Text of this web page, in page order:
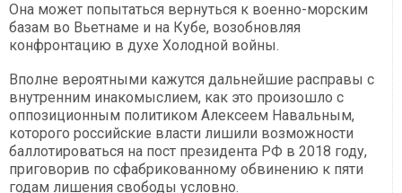
Она может попытаться вернуться к военно-морским
базам во Вьетнаме и на Кубе, возобновляя
конфронтацию в духе Холодной войны.
Вполне вероятными кажутся дальнейшие расправы с
внутренним инакомыслием, как это произошло с
оппозиционным политиком Алексеем Навальным,
которого российские власти лишили возможности
баллотироваться на пост президента РФ в 2018 году,
приговорив по сфабрикованному обвинению к пяти
годам лишения свободы условно.